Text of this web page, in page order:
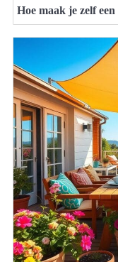
Hoe maak je zelf